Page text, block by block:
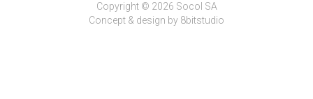
Copyright © 2026 Socol SA
Concept & design by 8bitstudio